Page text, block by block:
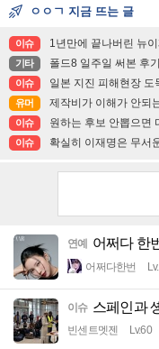
ㅇㅇㄱ 지금 뜨는 글
이슈 1년만에 끝나버린 뉴
기타 폴드8 일주일 써본 후기
이슈 일본 지진 피해현장 도
유머 제작비가 이해가 안되
이슈 원하는 후보 안뽑으면
이슈 확실히 이재명은 무서
연예 어쩌다 한
어쩌다한번
이슈 스페인과
빈센트멧젠 Lv.60